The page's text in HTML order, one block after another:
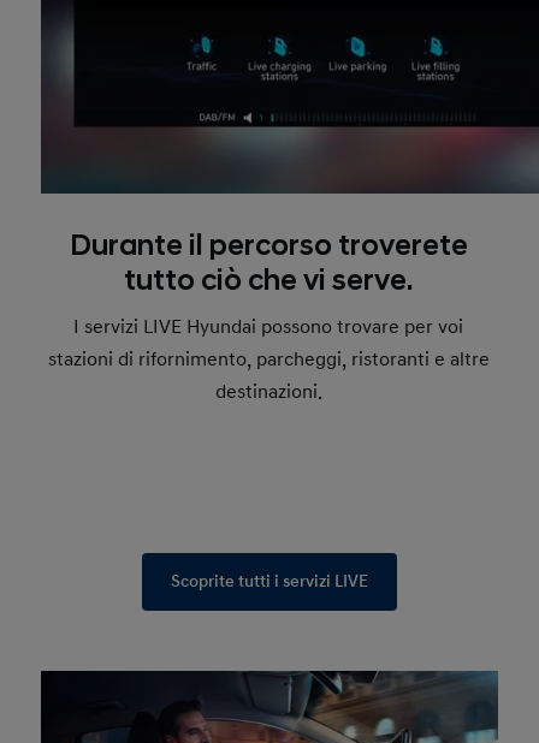
Durante il percorso troverete
tutto ciò che vi serve.
I servizi LIVE Hyundai possono trovare per voi
stazioni di rifornimento, parcheggi, ristoranti e altre
destinazioni.
Scoprite tutti i servizi LIVE